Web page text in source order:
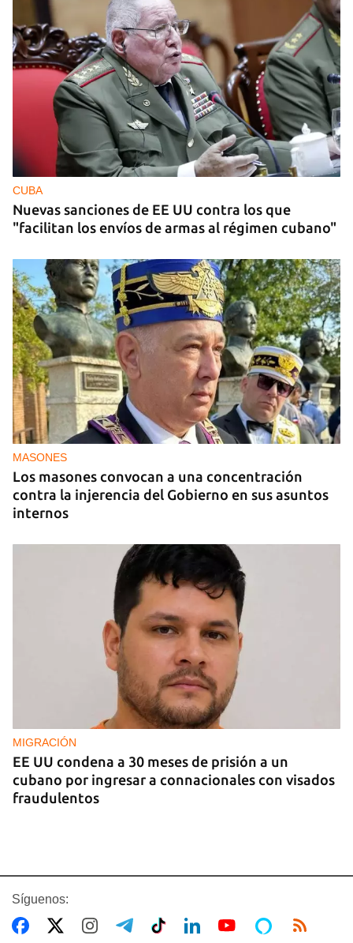
Pese al subregistro de los datos oficiales, Cuba
tiene una alta incidencia de feminicidios
CUBA
Nuevas sanciones de EE UU contra los que
"facilitan los envíos de armas al régimen cubano"
MASONES
Los masones convocan a una concentración
contra la injerencia del Gobierno en sus asuntos
internos
MIGRACIÓN
EE UU condena a 30 meses de prisión a un
cubano por ingresar a connacionales con visados
fraudulentos
Síguenos: